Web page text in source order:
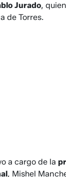
Jurado,
de Torres.
a cargo de la
, Mishel